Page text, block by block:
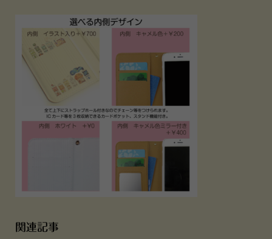
関連記事